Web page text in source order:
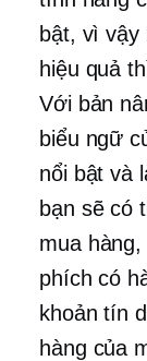
bật, vì vậy
hiệu quả
Với bản
biểu ngữ
nổi bật và
bạn sẽ có
mua
phích có
khoản tín
hàng của